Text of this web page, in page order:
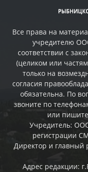
Все права на
учредителю
соответствии с
(целиком или
только на
согласия
обязательна. По
звоните по
или
Учредитель:
регистрации
Директор и главный
Адрес редакции: